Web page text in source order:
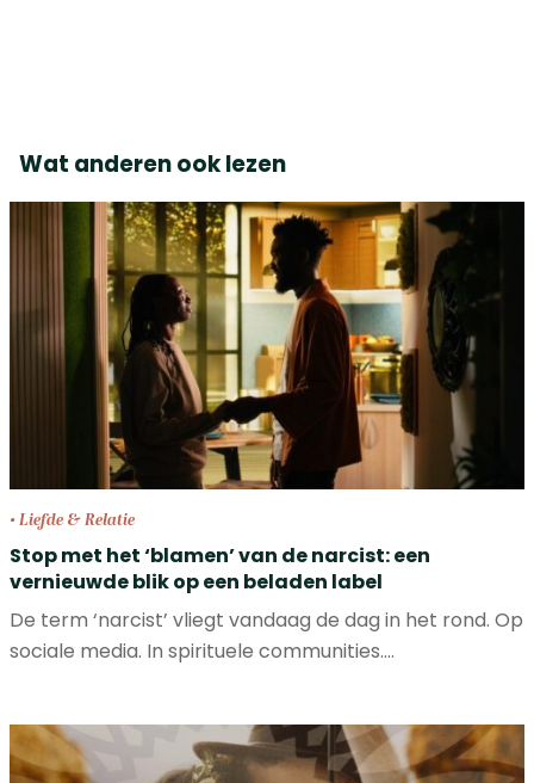
Wat anderen ook lezen
• Liefde & Relatie
Stop met het ‘blamen’ van de narcist: een
vernieuwde blik op een beladen label
De term ‘narcist’ vliegt vandaag de dag in het rond. Op
sociale media. In spirituele communities.…